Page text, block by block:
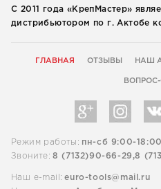
С 2011 года «КрепМастер»
дистрибьютором по г. Актобе
ГЛАВНАЯ ОТЗЫВЫ НАШ
Режим работы: пн-сб 9:00-18:00
Наш e-mail: euro-tools@mail.ru
Звоните: 8 (7132)90-66-29,8